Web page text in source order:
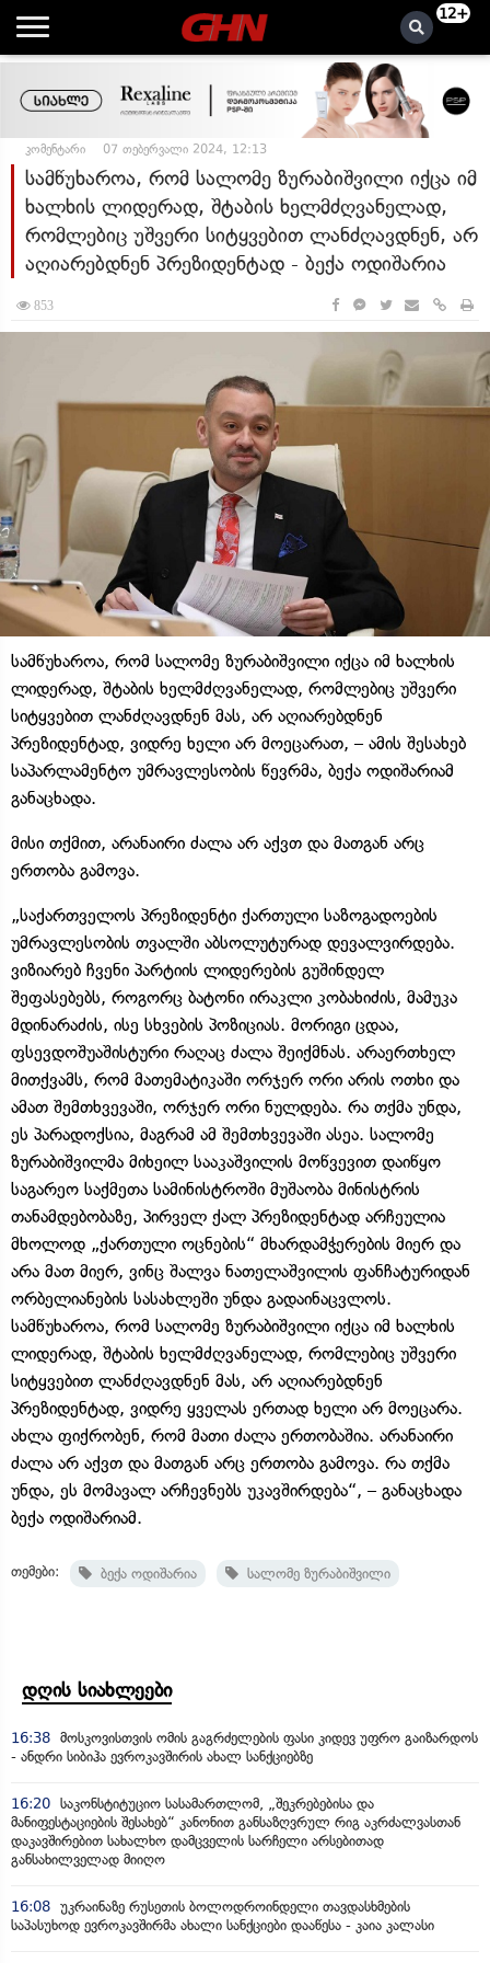
12+
კომენტარი 07 თებერვალი 2024, 12:13
სამწუხაროა, რომ სალომე ზურაბიშვილი იქცა იმ
ხალხის ლიდერად, შტაბის ხელმძღვანელად,
რომლებიც უშვერი სიტყვებით ლანძღავდნენ, არ
აღიარებდნენ პრეზიდენტად - ბექა ოდიშარია
853
სამწუხაროა, რომ სალომე ზურაბიშვილი იქცა იმ ხალხის
ლიდერად, შტაბის ხელმძღვანელად, რომლებიც უშვერი
სიტყვებით ლანძღავდნენ მას, არ აღიარებდნენ
პრეზიდენტად, ვიდრე ხელი არ მოეცარათ, – ამის შესახებ
საპარლამენტო უმრავლესობის წევრმა, ბექა ოდიშარიამ
განაცხადა.
მისი თქმით, არანაირი ძალა არ აქვთ და მათგან არც
ერთობა გამოვა.
„საქართველოს პრეზიდენტი ქართული საზოგადოების
უმრავლესობის თვალში აბსოლუტურად დევალვირდება.
ვიზიარებ ჩვენი პარტიის ლიდერების გუშინდელ
შეფასებებს, როგორც ბატონი ირაკლი კობახიძის, მამუკა
მდინარაძის, ისე სხვების პოზიციას. მორიგი ცდაა,
ფსევდოშუაშისტური რაღაც ძალა შეიქმნას. არაერთხელ
მითქვამს, რომ მათემატიკაში ორჯერ ორი არის ოთხი და
ამათ შემთხვევაში, ორჯერ ორი ნულდება. რა თქმა უნდა,
ეს პარადოქსია, მაგრამ ამ შემთხვევაში ასეა. სალომე
ზურაბიშვილმა მიხეილ სააკაშვილის მოწვევით დაიწყო
საგარეო საქმეთა სამინისტროში მუშაობა მინისტრის
თანამდებობაზე, პირველ ქალ პრეზიდენტად არჩეულია
მხოლოდ „ქართული ოცნების“ მხარდამჭერების მიერ და
არა მათ მიერ, ვინც შალვა ნათელაშვილის ფანჩატურიდან
ორბელიანების სასახლეში უნდა გადაინაცვლოს.
სამწუხაროა, რომ სალომე ზურაბიშვილი იქცა იმ ხალხის
ლიდერად, შტაბის ხელმძღვანელად, რომლებიც უშვერი
სიტყვებით ლანძღავდნენ მას, არ აღიარებდნენ
პრეზიდენტად, ვიდრე ყველას ერთად ხელი არ მოეცარა.
ახლა ფიქრობენ, რომ მათი ძალა ერთობაშია. არანაირი
ძალა არ აქვთ და მათგან არც ერთობა გამოვა. რა თქმა
უნდა, ეს მომავალ არჩევნებს უკავშირდება“, – განაცხადა
ბექა ოდიშარიამ.
თემები: ბექა ოდიშარია სალომე ზურაბიშვილი
დღის სიახლეები
16:38 მოსკოვისთვის ომის გაგრძელების ფასი კიდევ უფრო გაიზარდოს
- ანდრი სიბიჰა ევროკავშირის ახალ სანქციებზე
16:20 საკონსტიტუციო სასამართლომ, „შეკრებებისა და
მანიფესტაციების შესახებ“ კანონით განსაზღვრულ რიგ აკრძალვასთან
დაკავშირებით სახალხო დამცველის სარჩელი არსებითად
განსახილველად მიიღო
16:08 უკრაინაზე რუსეთის ბოლოდროინდელი თავდასხმების
საპასუხოდ ევროკავშირმა ახალი სანქციები დააწესა - კაია კალასი